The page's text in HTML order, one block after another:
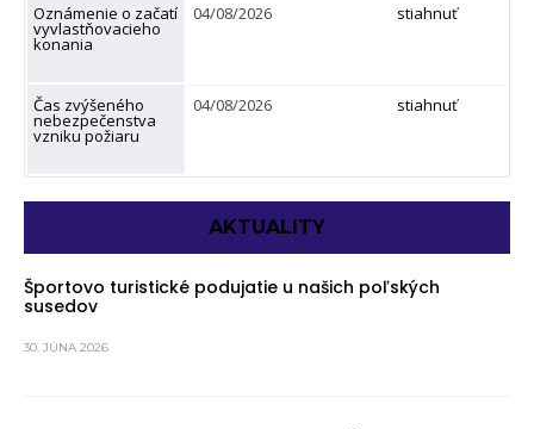
Oznámenie o začatí
vyvlastňovacieho
konania
04/08/2026 stiahnuť
Čas zvýšeného
nebezpečenstva
vzniku požiaru
04/08/2026 stiahnuť
AKTUALITY
Športovo turistické podujatie u našich poľských
susedov
30. JÚNA 2026